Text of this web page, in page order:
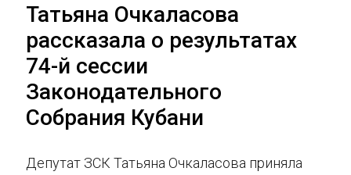
Татьяна Очкаласова
рассказала о результатах
74-й сессии
Законодательного
Собрания Кубани
Депутат ЗСК Татьяна Очкаласова приняла